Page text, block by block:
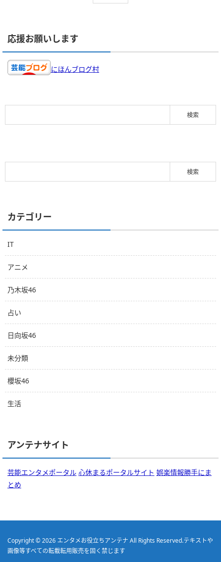
応援お願いします
にほんブログ村
カテゴリー
IT
アニメ
乃木坂46
占い
日向坂46
未分類
櫻坂46
生活
アンテナサイト
芸能エンタメポータル 心休まるポータルサイト 娯楽情報勝手にま
とめ
Copyright © 2026 エンタメお役立ちアンテナ All Rights Reserved.テキストや
画像等すべての転載転用販売を固く禁じます